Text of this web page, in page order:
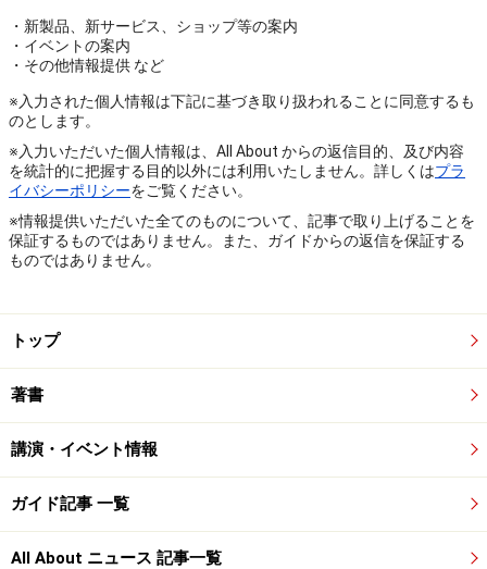
・新製品、新サービス、ショップ等の案内
・イベントの案内
・その他情報提供 など
※入力された個人情報は下記に基づき取り扱われることに同意するも
のとします。
※入力いただいた個人情報は、All About からの返信目的、及び内容
を統計的に把握する目的以外には利用いたしません。詳しくはプラ
イバシーポリシーをご覧ください。
※情報提供いただいた全てのものについて、記事で取り上げることを
保証するものではありません。また、ガイドからの返信を保証する
ものではありません。
トップ
著書
講演・イベント情報
ガイド記事 一覧
All About ニュース 記事一覧